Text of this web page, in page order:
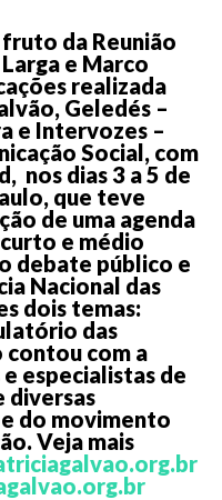
da Reunião
e Marco
realizada
Geledés –
e Intervozes –
Social, com
nos dias 3 a 5 de
que teve
de uma agenda
e médio
debate público e
Nacional das
dois temas:
das
contou com a
especialistas de
diversas
do movimento
Veja mais